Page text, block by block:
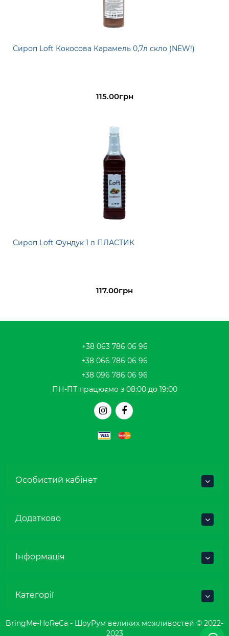
Сироп Loft Кокосова Карамель 0,7л скло (NEW!)
115.00грн
Сироп Loft Фундук 1 л ПЛАСТИК
117.00грн
+38 063 786 06 96
+38 066 786 06 96
+38 096 786 06 96
ПН-ПТ працюємо з 08:00 до 19:00
Особистий кабінет
Додатково
Інформація
Категорії
BringMe-HoReCa - ШоуРум великих можливостей © 2022-
2023